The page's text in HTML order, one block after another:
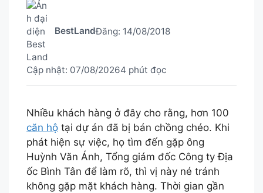
BestLandĐăng: 14/08/2018
Cập nhật: 07/08/20264 phút đọc
Nhiều khách hàng ở đây cho rằng, hơn 100
căn hộ tại dự án đã bị bán chồng chéo. Khi
phát hiện sự việc, họ tìm đến gặp ông
Huỳnh Văn Ánh, Tổng giám đốc Công ty Địa
ốc Bình Tân để làm rõ, thì vị này né tránh
không gặp mặt khách hàng. Thời gian gần